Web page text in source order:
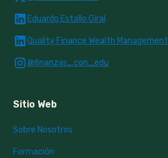
Eduardo Estallo Giral
Quality Finance Wealth Management
@finanzas_con_edu
Sitio Web
Sobre Nosotros
Formación